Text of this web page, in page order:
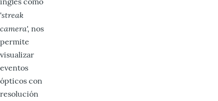
'streak
camera', nos
permite
visualizar
eventos
ópticos con
resolución